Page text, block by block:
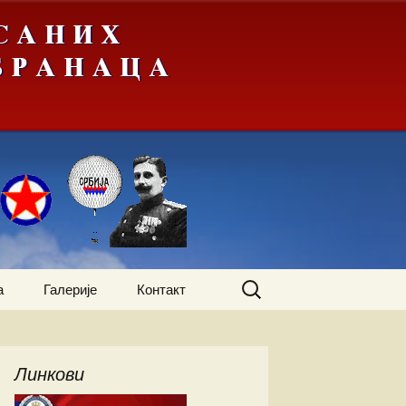
Галерије Контакт
Претрага
Линкови